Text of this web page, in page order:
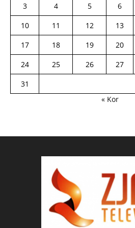
3
4 5 6
10
11 12 13
17
18 19 20
24
25 26 27
31
« Kor